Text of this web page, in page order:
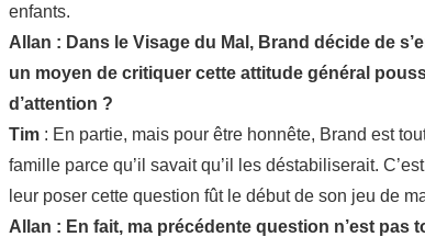
enfants.
Allan : Dans le Visage du Mal, Brand décide de
un moyen de critiquer cette attitude général
d’attention ?
Tim : En partie, mais pour être honnête, Brand est
famille parce qu’il savait qu’il les déstabiliserait.
leur poser cette question fût le début de son jeu de
Allan : En fait, ma précédente question n’est